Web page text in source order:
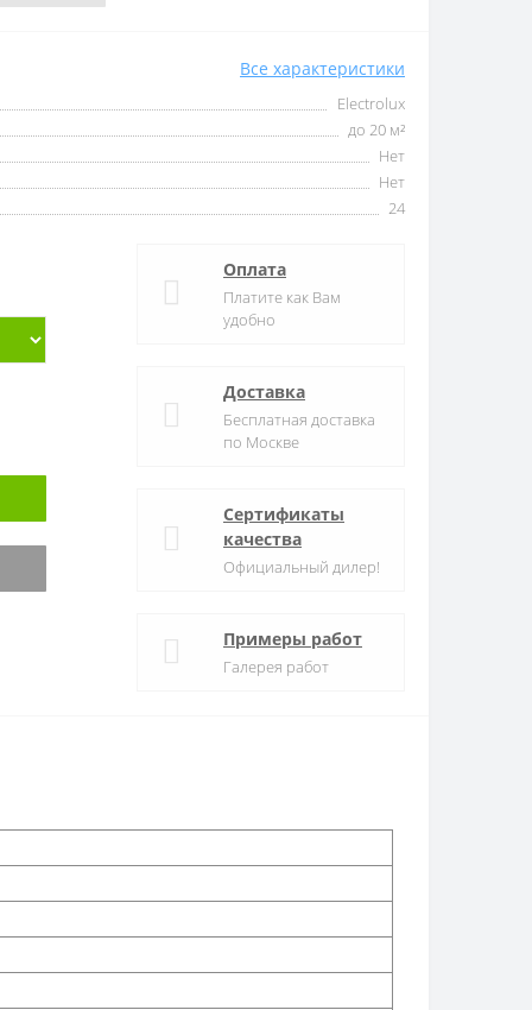
Все характеристики
Electrolux
до 20 м²
Нет
Нет
24
Оплата
Платите как Вам
удобно
Доставка
Бесплатная доставка
по Москве
Сертификаты
качества
Официальный дилер!
Примеры работ
Галерея работ